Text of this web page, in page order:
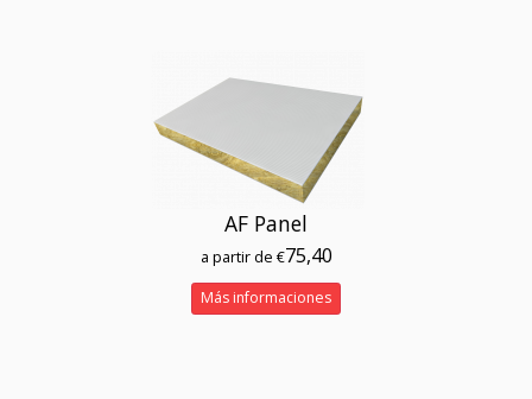
AF Panel
a partir de €75,40
Más informaciones